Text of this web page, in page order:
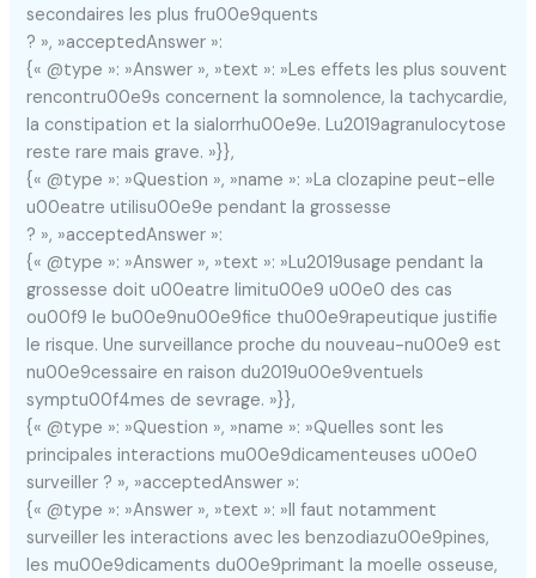
secondaires les plus fru00e9quents
? », »acceptedAnswer »:
{« @type »: »Answer », »text »: »Les effets les plus souvent
rencontru00e9s concernent la somnolence, la tachycardie,
la constipation et la sialorrhu00e9e. Lu2019agranulocytose
reste rare mais grave. »}},
{« @type »: »Question », »name »: »La clozapine peut-elle
u00eatre utilisu00e9e pendant la grossesse
? », »acceptedAnswer »:
{« @type »: »Answer », »text »: »Lu2019usage pendant la
grossesse doit u00eatre limitu00e9 u00e0 des cas
ou00f9 le bu00e9nu00e9fice thu00e9rapeutique justifie
le risque. Une surveillance proche du nouveau-nu00e9 est
nu00e9cessaire en raison du2019u00e9ventuels
symptu00f4mes de sevrage. »}},
{« @type »: »Question », »name »: »Quelles sont les
principales interactions mu00e9dicamenteuses u00e0
surveiller ? », »acceptedAnswer »:
{« @type »: »Answer », »text »: »Il faut notamment
surveiller les interactions avec les benzodiazu00e9pines,
les mu00e9dicaments du00e9primant la moelle osseuse,